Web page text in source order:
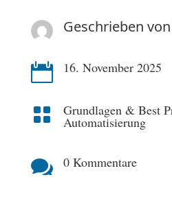
Geschrieben von
 16. November 2025
 Grundlagen & Best
Automatisierung
 0 Kommentare